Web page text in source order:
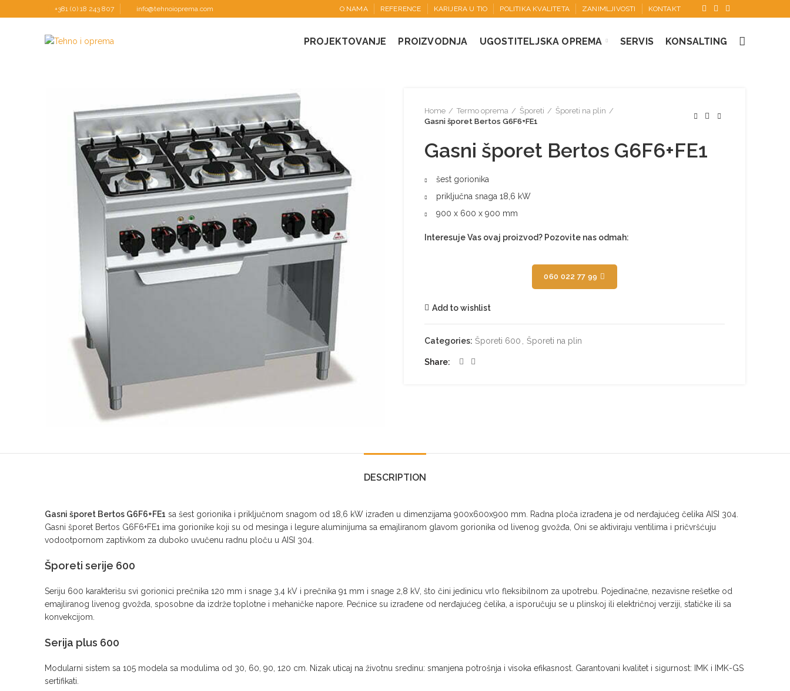
+381 (0) 18 243 807 info@tehnoioprema.com O NAMA REFERENCE KARIJERA U TIO POLITIKA KVALITETA ZANIMLJIVOSTI KONTAKT
PROJEKTOVANJE PROIZVODNJA UGOSTITELJSKA OPREMA SERVIS KONSALTING
Home Termo oprema Šporeti
Šporeti na plin
Gasni šporet Bertos G6F6+FE1
Gasni šporet Bertos G6F6+FE1
šest gorionika
priključna snaga 18,6 kW
900 x 600 x 900 mm
Interesuje Vas ovaj proizvod? Pozovite nas odmah:
060 022 77 99
Add to wishlist
Categories: Šporeti 600 Šporeti na plin
Share
DESCRIPTION
Gasni šporet Bertos G6F6+FE1 sa šest gorionika i priključnom snagom od 18,6 kW izrađen u dimenzijama 900x600x900 mm. Radna ploča izrađena je od nerđajućeg čelika AISI 304.
Gasni šporet Bertos G6F6+FE1 ima gorionike koji su od mesinga i legure aluminijuma sa emajliranom glavom gorionika od livenog gvožđa, Oni se aktiviraju ventilima i pričvršćuju
vodootpornom zaptivkom za duboko uvučenu radnu ploču u AISI 304.
Šporeti serije 600
Seriju 600 karakterišu svi gorionici prečnika 120 mm i snage 3,4 kV i prečnika 91 mm i snage 2,8 kV, što čini jedinicu vrlo fleksibilnom za upotrebu. Pojedinačne, nezavisne rešetke od
emajliranog livenog gvožđa, sposobne da izdrže toplotne i mehaničke napore. Pećnice su izrađene od nerđajućeg čelika, a isporučuju se u plinskoj ili električnoj verziji, statičke ili sa
konvekcijom.
Serija plus 600
Modularni sistem sa 105 modela sa modulima od 30, 60, 90, 120 cm. Nizak uticaj na životnu sredinu: smanjena potrošnja i visoka efikasnost. Garantovani kvalitet i sigurnost: IMK i IMK-GS
sertifikati.